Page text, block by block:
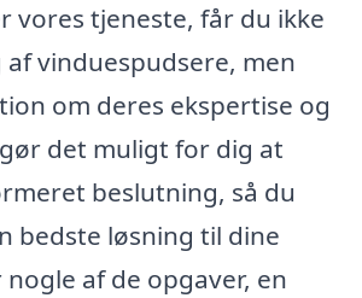
vores tjeneste, får du ikke
vinduespudsere, men
om deres ekspertise og
det muligt for dig at
beslutning, så du
bedste løsning til dine
af de opgaver, en